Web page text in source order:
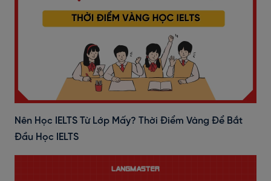
Nên Học IELTS Từ Lớp Mấy? Thời Điểm Vàng Để Bắt
Đầu Học IELTS